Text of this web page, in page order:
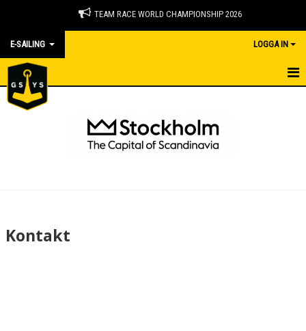
TEAM RACE WORLD CHAMPIONSHIP 2026
E-SAILING LOGGA IN
E-SEGLING
Kontakt